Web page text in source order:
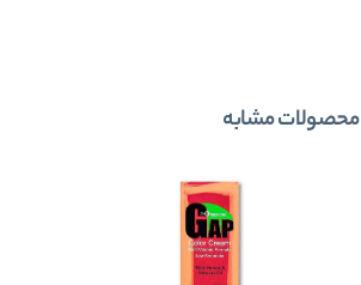
محصولات مشابه